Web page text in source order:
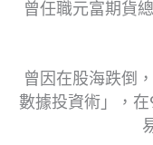
曾任職元富期貨
曾因在股海跌倒
數據投資術」，